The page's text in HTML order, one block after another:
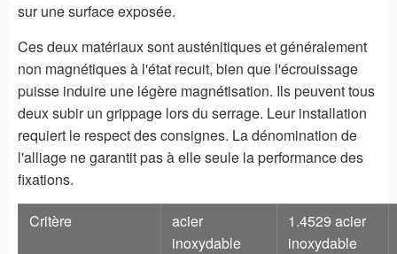
sur une surface exposée.
Ces deux matériaux sont austénitiques et généralement
non magnétiques à l'état recuit, bien que l'écrouissage
puisse induire une légère magnétisation. Ils peuvent tous
deux subir un grippage lors du serrage. Leur installation
requiert le respect des consignes. La dénomination de
l'alliage ne garantit pas à elle seule la performance des
fixations.
Critère
acier
inoxydable
1.4529 acier
inoxydable